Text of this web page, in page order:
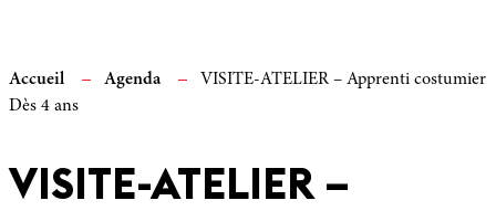
Accueil Agenda
VISITE-ATELIER – Apprenti costumier
Dès 4 ans
VISITE-ATELIER –